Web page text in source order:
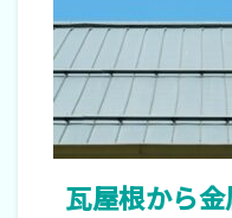
瓦屋根から